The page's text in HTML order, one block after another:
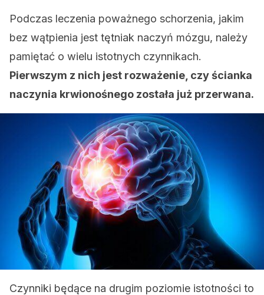
Podczas leczenia poważnego schorzenia, jakim
bez wątpienia jest tętniak naczyń mózgu, należy
pamiętać o wielu istotnych czynnikach.
Pierwszym z nich jest rozważenie, czy ścianka
naczynia krwionośnego została już przerwana.
Czynniki będące na drugim poziomie istotności to